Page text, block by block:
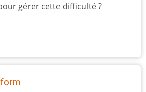
gérer cette difficulté ?